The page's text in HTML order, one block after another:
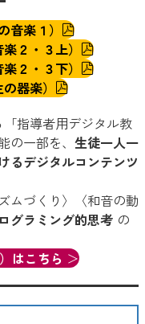
音楽１）
２・３上）
２・３下）
の器楽）
指導者用デジタル教
一部を、 生徒一人一
るデジタルコンテンツ
ムづくり〉〈和音の動
グラミング的思考 の
はこちら ＞